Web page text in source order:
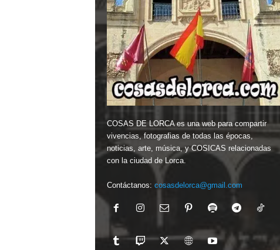
COSAS DE LORCA es una web para compartir
vivencias, fotografias de todas las épocas,
noticias, arte, música, y COSICAS relacionadas
con la ciudad de Lorca.
Contáctanos: cosasdelorca@gmail.com